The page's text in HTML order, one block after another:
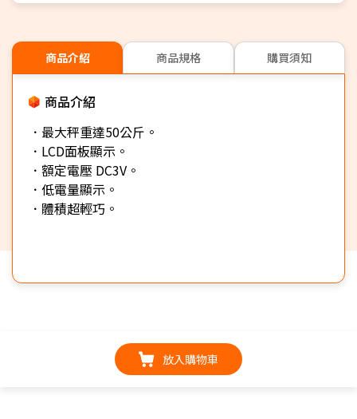
商品介紹 商品規格 購買須知
商品介紹
．最大秤重達50公斤。
．LCD面板顯示。
．額定電壓 DC3V。
．低電量顯示。
．體積超輕巧。
放入購物車